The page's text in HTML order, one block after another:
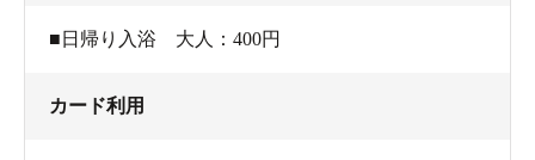
■日帰り入浴 大人：400円
カード利用